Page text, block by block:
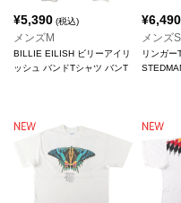
¥5,390 (税込)
メンズM
BILLIE EILISH ビリーアイリ
ッシュ バンドTシャツ バンT
¥6,490
メンズS
リンガー